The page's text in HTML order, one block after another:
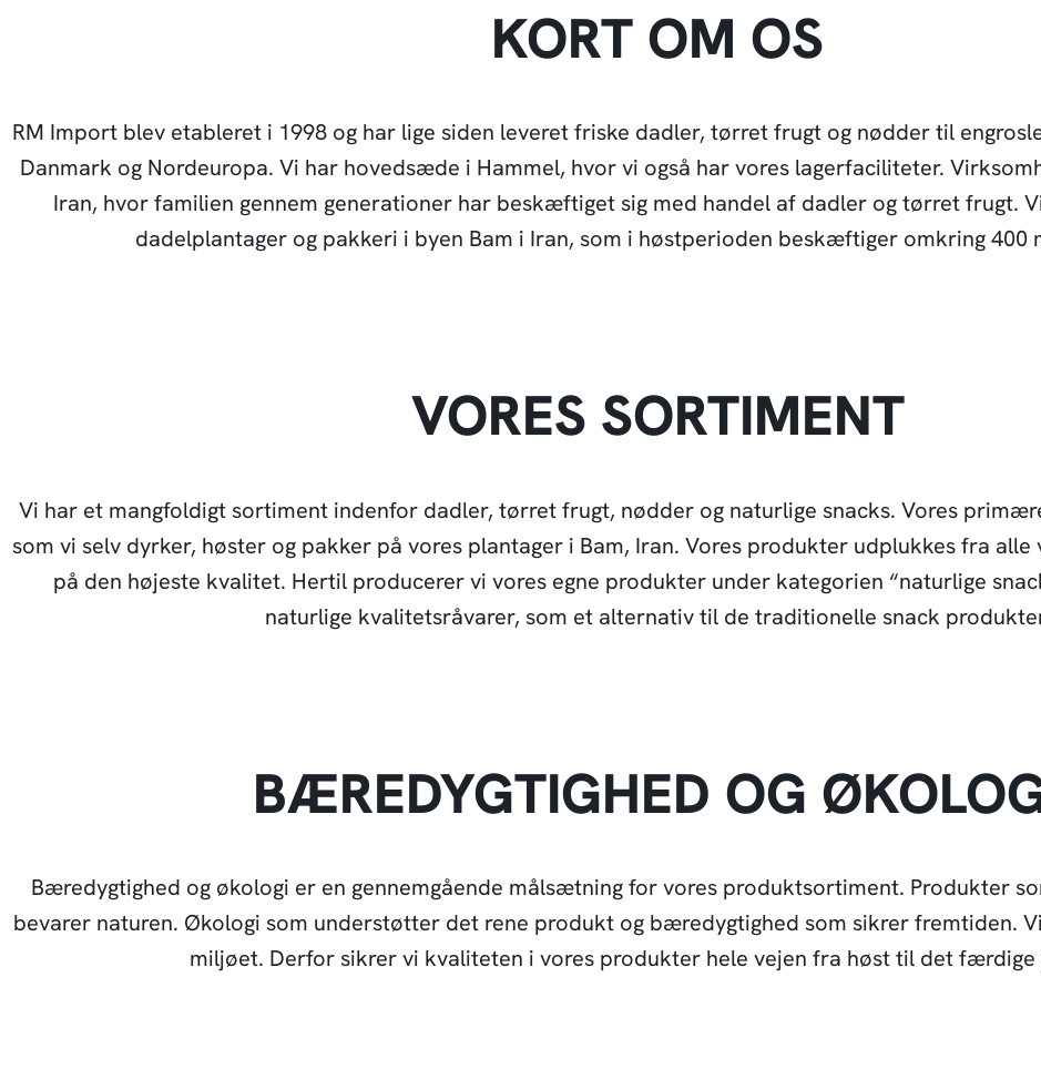
KORT OM OS
RM Import blev etableret i 1998 og har lige siden leveret friske dadler, tørret frugt og nødder til
Danmark og Nordeuropa. Vi har hovedsæde i Hammel, hvor vi også har vores lagerfaciliteter.
Iran, hvor familien gennem generationer har beskæftiget sig med handel af dadler og tørret frugt.
dadelplantager og pakkeri i byen Bam i Iran, som i høstperioden beskæftiger omkring 400
VORES SORTIMENT
Vi har et mangfoldigt sortiment indenfor dadler, tørret frugt, nødder og naturlige snacks. Vores
som vi selv dyrker, høster og pakker på vores plantager i Bam, Iran. Vores produkter udplukkes fra
på den højeste kvalitet. Hertil producerer vi vores egne produkter under kategorien “naturlige
naturlige kvalitetsråvarer, som et alternativ til de traditionelle snack
BÆREDYGTIGHED OG
Bæredygtighed og økologi er en gennemgående målsætning for vores produktsortiment. Produkter
bevarer naturen. Økologi som understøtter det rene produkt og bæredygtighed som sikrer fremtiden.
miljøet. Derfor sikrer vi kvaliteten i vores produkter hele vejen fra høst til det